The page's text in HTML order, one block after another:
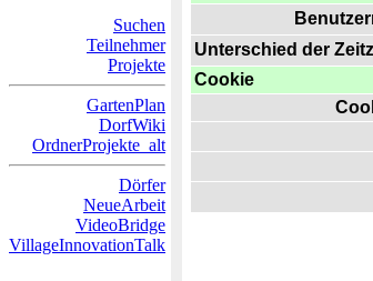
Suchen
Teilnehmer
Projekte
GartenPlan
DorfWiki
OrdnerProjekte_alt
Dörfer
NeueArbeit
VideoBridge
VillageInnovationTalk
Unterschied der
Cookie